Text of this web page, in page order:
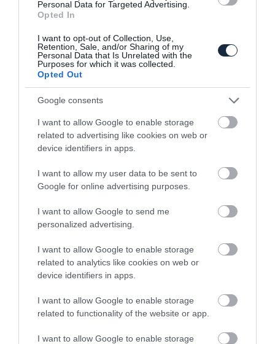
Personal Data for Targeted Advertising.
Opted In
I want to opt-out of Collection, Use,
Retention, Sale, and/or Sharing of my
Personal Data that Is Unrelated with the
Purposes for which it was collected.
Opted Out
Google consents
I want to allow Google to enable storage
related to advertising like cookies on web or
device identifiers in apps.
I want to allow my user data to be sent to
Google for online advertising purposes.
I want to allow Google to send me
personalized advertising.
I want to allow Google to enable storage
related to analytics like cookies on web or
device identifiers in apps.
I want to allow Google to enable storage
related to functionality of the website or app.
I want to allow Google to enable storage
Részletek a Renault Koleosról
crossover, kiadta az…
kisautója